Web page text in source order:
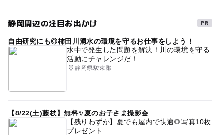
静岡周辺の注目お出かけ
自由研究にも◎柿田川湧水の環境を守るお仕事をしよう！
水中で発生した問題を解決！川の環境を守る
活動にチャレンジだ！
静岡県駿東郡
【8/22(土)藤枝】無料✨夏のお子さま撮影会
【残りわずか】夏でも屋内で快適🌻写真10枚
プレゼント